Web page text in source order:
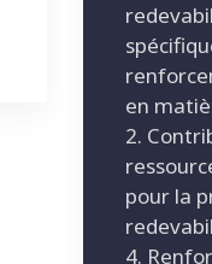
en
2.
pour la
4.